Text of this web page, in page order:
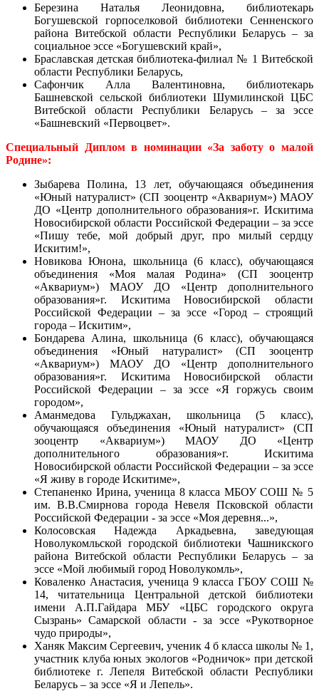
Березина Наталья Леонидовна, библиотекарь
Богушевской горпоселковой библиотеки Сенненского
района Витебской области Республики Беларусь – за
социальное эссе «Богушевский край»,
Браславская детская библиотека-филиал № 1 Витебской
области Республики Беларусь,
Сафончик Алла Валентиновна, библиотекарь
Башневской сельской библиотеки Шумилинской ЦБС
Витебской области Республики Беларусь – за эссе
«Башневский «Первоцвет».
Специальный Диплом в номинации «За заботу о малой
Родине»:
Зыбарева Полина, 13 лет, обучающаяся объединения
«Юный натуралист» (СП зооцентр «Аквариум») МАОУ
ДО «Центр дополнительного образования»г. Искитима
Новосибирской области Российской Федерации – за эссе
«Пишу тебе, мой добрый друг, про милый сердцу
Искитим!»,
Новикова Юнона, школьница (6 класс), обучающаяся
объединения «Моя малая Родина» (СП зооцентр
«Аквариум») МАОУ ДО «Центр дополнительного
образования»г. Искитима Новосибирской области
Российской Федерации – за эссе «Город – строящий
города – Искитим»,
Бондарева Алина, школьница (6 класс), обучающаяся
объединения «Юный натуралист» (СП зооцентр
«Аквариум») МАОУ ДО «Центр дополнительного
образования»г. Искитима Новосибирской области
Российской Федерации – за эссе «Я горжусь своим
городом»,
Аманмедова Гульджахан, школьница (5 класс),
обучающаяся объединения «Юный натуралист» (СП
зооцентр «Аквариум») МАОУ ДО «Центр
дополнительного образования»г. Искитима
Новосибирской области Российской Федерации – за эссе
«Я живу в городе Искитиме»,
Степаненко Ирина, ученица 8 класса МБОУ СОШ № 5
им. В.В.Смирнова города Невеля Псковской области
Российской Федерации - за эссе «Моя деревня...»,
Колосовская Надежда Аркадьевна, заведующая
Новолукомльской городской библиотеки Чашникского
района Витебской области Республики Беларусь – за
эссе «Мой любимый город Новолукомль»,
Коваленко Анастасия, ученица 9 класса ГБОУ СОШ №
14, читательница Центральной детской библиотеки
имени А.П.Гайдара МБУ «ЦБС городского округа
Сызрань» Самарской области - за эссе «Рукотворное
чудо природы»,
Ханяк Максим Сергеевич, ученик 4 б класса школы № 1,
участник клуба юных экологов «Родничок» при детской
библиотеке г. Лепеля Витебской области Республики
Беларусь – за эссе «Я и Лепель».